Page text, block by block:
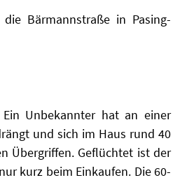
Bärmannstraße in Pasing-
Unbekannter hat an einer
und sich im Haus rund 40
Übergriffen. Geflüchtet ist der
kurz beim Einkaufen. Die 60-